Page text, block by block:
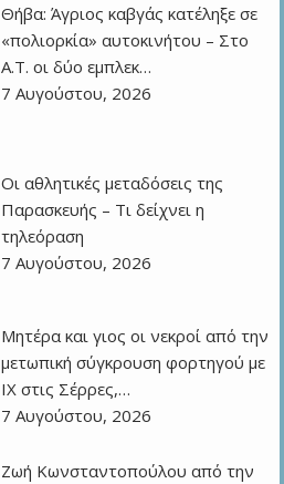
Θήβα: Άγριος καβγάς κατέληξε σε
«πολιορκία» αυτοκινήτου – Στο
Α.Τ. οι δύο εμπλεκ…
7 Αυγούστου, 2026
Οι αθλητικές μεταδόσεις της
Παρασκευής – Τι δείχνει η
τηλεόραση
7 Αυγούστου, 2026
Μητέρα και γιος οι νεκροί από την
μετωπική σύγκρουση φορτηγού με
ΙΧ στις Σέρρες,…
7 Αυγούστου, 2026
Ζωή Κωνσταντοπούλου από την